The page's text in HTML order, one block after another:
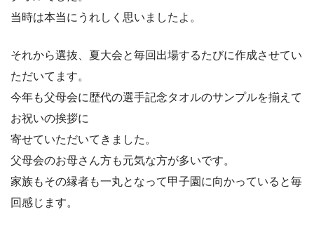
当時は本当にうれしく思いましたよ。
それから選抜、夏大会と毎回出場するたびに作成させてい
ただいてます。
今年も父母会に歴代の選手記念タオルのサンプルを揃えて
お祝いの挨拶に
寄せていただいてきました。
父母会のお母さん方も元気な方が多いです。
家族もその縁者も一丸となって甲子園に向かっていると毎
回感じます。